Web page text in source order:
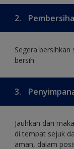
2.
Segera
bersih
3.
Jauhkan dari
di tempat sejuk
aman, dalam